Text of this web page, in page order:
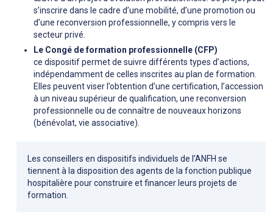
s’inscrire dans le cadre d’une mobilité, d’une promotion ou
d’une reconversion professionnelle, y compris vers le
secteur privé.
Le Congé de formation professionnelle (CFP)
ce dispositif permet de suivre différents types d’actions,
indépendamment de celles inscrites au plan de formation.
Elles peuvent viser l’obtention d’une certification, l’accession
à un niveau supérieur de qualification, une reconversion
professionnelle ou de connaître de nouveaux horizons
(bénévolat, vie associative).
Les conseillers en dispositifs individuels de l’ANFH se
tiennent à la disposition des agents de la fonction publique
hospitalière pour construire et financer leurs projets de
formation.